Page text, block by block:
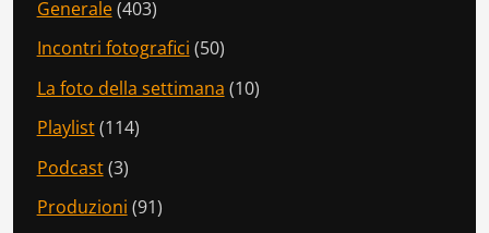
Generale(403)
Incontri fotografici (50)
La foto della settimana (10)
Playlist(114)
Podcast(3)
Produzioni (91)